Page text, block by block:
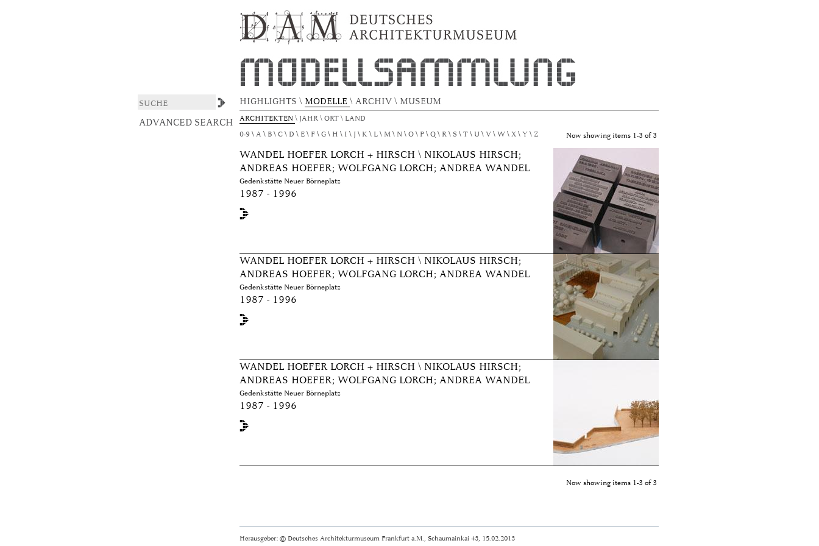
Browsing DAS ARCHITEKTURMODELL by Author "Wandel, Andrea"
HIGHLIGHTS \ MODELLE \ ARCHIV \ MUSEUM
ARCHITEKTEN \ JAHR \ ORT \ LAND
ADVANCED SEARCH
0-9 A B C D E F G H I J K L M N O P Q R S T U V W X Y Z Now showing items 1-3 of 3
WANDEL HOEFER LORCH + HIRSCH \ NIKOLAUS HIRSCH;
ANDREAS HOEFER; WOLFGANG LORCH; ANDREA WANDEL
Gedenkstätte Neuer Börneplatz
1987 - 1996
WANDEL HOEFER LORCH + HIRSCH \ NIKOLAUS HIRSCH;
ANDREAS HOEFER; WOLFGANG LORCH; ANDREA WANDEL
Gedenkstätte Neuer Börneplatz
1987 - 1996
WANDEL HOEFER LORCH + HIRSCH \ NIKOLAUS HIRSCH;
ANDREAS HOEFER; WOLFGANG LORCH; ANDREA WANDEL
Gedenkstätte Neuer Börneplatz
1987 - 1996
Now showing items 1-3 of 3
Herausgeber: © Deutsches Architekturmuseum Frankfurt a.M., Schaumainkai 43, 15.02.2013